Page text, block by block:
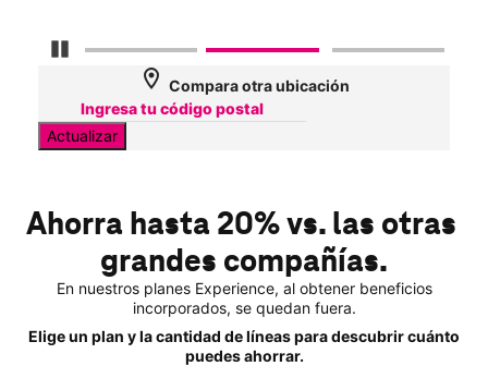
Detener carrusel
location_on Compara otra ubicación
Actualizar